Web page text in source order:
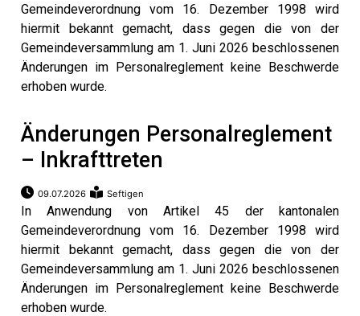
Gemeindeverordnung vom 16. Dezember 1998 wird
hiermit bekannt gemacht, dass gegen die von der
Gemeindeversammlung am 1. Juni 2026 beschlossenen
Änderungen im Personalreglement keine Beschwerde
erhoben wurde.
Änderungen Personalreglement
– Inkrafttreten
09.07.2026 Seftigen
In Anwendung von Artikel 45 der kantonalen
Gemeindeverordnung vom 16. Dezember 1998 wird
hiermit bekannt gemacht, dass gegen die von der
Gemeindeversammlung am 1. Juni 2026 beschlossenen
Änderungen im Personalreglement keine Beschwerde
erhoben wurde.